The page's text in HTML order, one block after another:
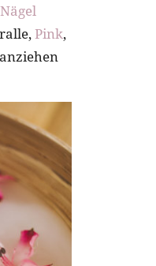
Nägel
Pink,